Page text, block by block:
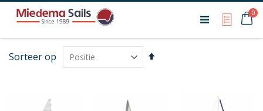
My0
Sorteer op
Van